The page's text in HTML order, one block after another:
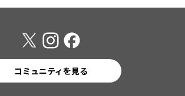
コミュニティを見る